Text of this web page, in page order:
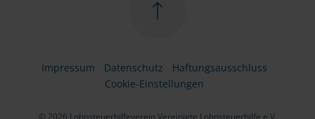
Impressum Datenschutz
Haftungsausschluss
Cookie-Einstellungen
© 2026 Lohnsteuerhilfeverein Vereinigte Lohnsteuerhilfe e.V.